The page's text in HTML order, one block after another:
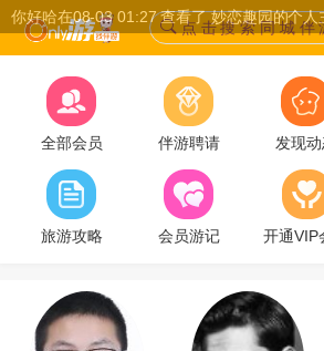
点 击 搜 索 同 城 伴
全部会员 伴游聘请 发现
旅游攻略 会员游记 开通VIP
你好哈在08-03 01:27 查看了 妙恋趣园的个人